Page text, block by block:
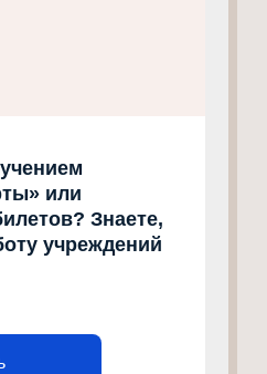
или
Знаете,
учреждений